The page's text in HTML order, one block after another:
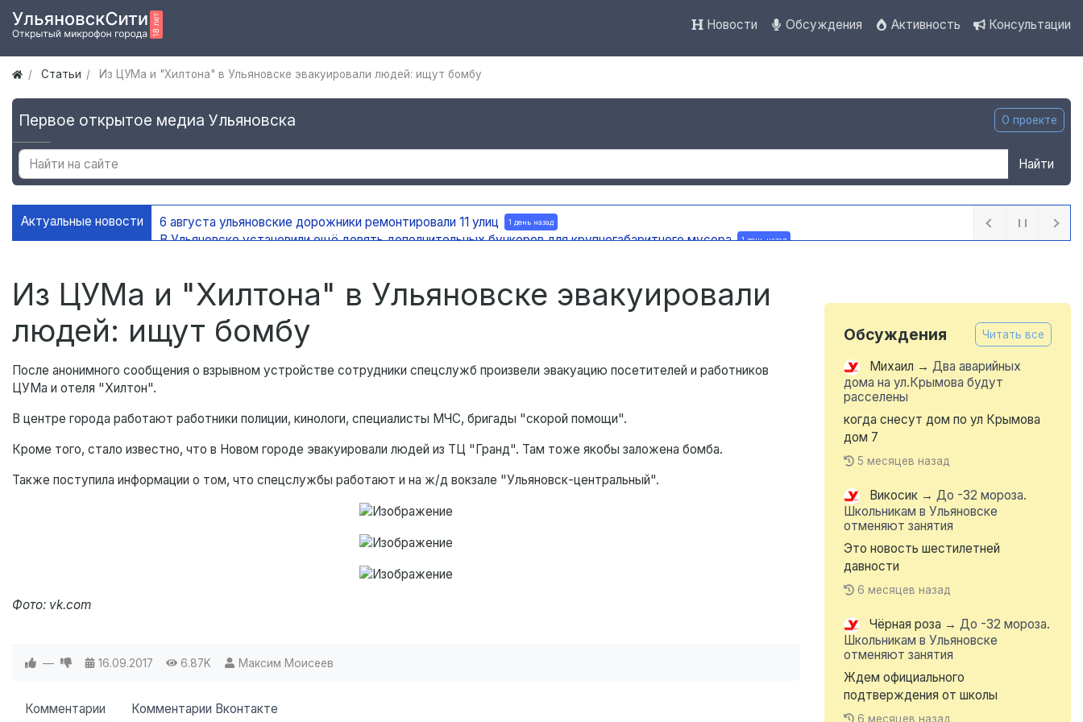
Новости Обсуждения Активность Консультации
Статьи Из ЦУМа и "Хилтона" в Ульяновске эвакуировали людей: ищут бомбу
Первое открытое медиа Ульяновска О проекте
Найти
Актуальные новости 6 августа ульяновские дорожники ремонтировали 11 улиц 1 день назад
В Ульяновске установили ещё девять дополнительных бункеров для крупногабаритного мусора 1 день назад
Из ЦУМа и "Хилтона" в Ульяновске эвакуировали
людей: ищут бомбу
После анонимного сообщения о взрывном устройстве сотрудники спецслужб произвели эвакуацию посетителей и работников
ЦУМа и отеля "Хилтон".
В центре города работают работники полиции, кинологи, специалисты МЧС, бригады "скорой помощи".
Кроме того, стало известно, что в Новом городе эвакуировали людей из ТЦ "Гранд". Там тоже якобы заложена бомба.
Также поступила информации о том, что спецслужбы работают и на ж/д вокзале "Ульяновск-центральный".
Фото: vk.com
— 16.09.2017 6.87K Максим Моисеев
Комментарии Комментарии Вконтакте
Обсуждения Читать все
Михаил → Два аварийных
дома на ул.Крымова будут
расселены
когда снесут дом по ул Крымова
дом 7
5 месяцев назад
Викосик → До -32 мороза.
Школьникам в Ульяновске
отменяют занятия
Это новость шестилетней
давности
6 месяцев назад
Чёрная роза → До -32 мороза.
Школьникам в Ульяновске
отменяют занятия
Ждем официального
подтверждения от школы
6 месяцев назад